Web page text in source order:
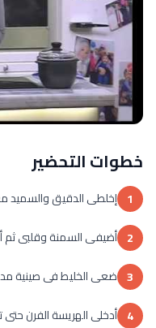
خطوات التحضير
1 إخلطى الدقيق والسميد مع
2 أضيفى السمنة وقلبى ثم
3 ضعى الخليط فى صينية
4 أدخلى الهريسة الفرن حتى